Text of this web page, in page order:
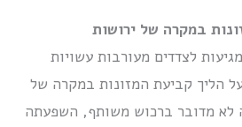
במקרה של ירושות
לצדדים מעורבות עשויות
הליך קביעת המזונות במקרה של
לא מדובר ברכוש משותף, השפעתה